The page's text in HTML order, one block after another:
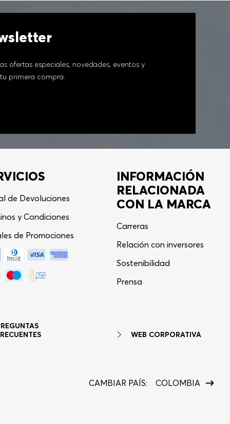
ofertas especiales, novedades, eventos y
primera compra.
de Devoluciones
y Condiciones
de Promociones
INFORMACIÓN
RELACIONADA
CON LA MARCA
Carreras
Relación con inversores
Sostenibilidad
Prensa
WEB CORPORATIVA
CAMBIAR PAÍS: COLOMBIA